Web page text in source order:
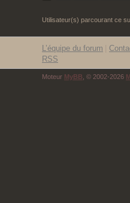
Utilisateur(s) parcourant ce
L’équipe du forum
RSS
Moteur MyBB , © 2002-2026